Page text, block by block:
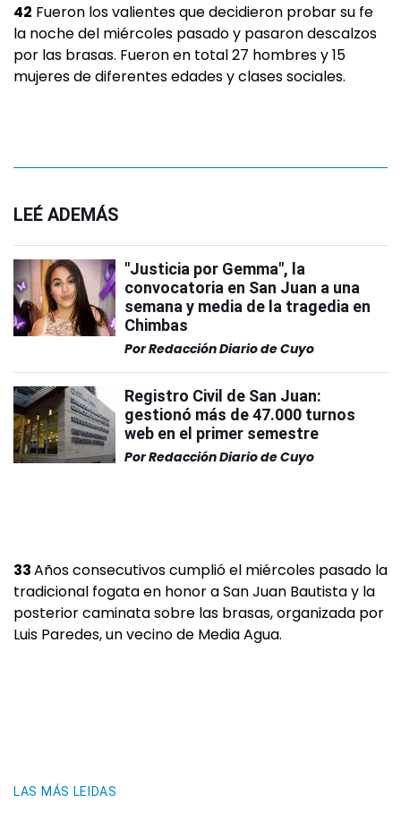
42 Fueron los valientes que decidieron probar su fe
la noche del miércoles pasado y pasaron descalzos
por las brasas. Fueron en total 27 hombres y 15
mujeres de diferentes edades y clases sociales.
LEÉ ADEMÁS
"Justicia por Gemma", la
convocatoria en San Juan a una
semana y media de la tragedia en
Chimbas
PorRedacción Diario de Cuyo
Registro Civil de San Juan:
gestionó más de 47.000 turnos
web en el primer semestre
PorRedacción Diario de Cuyo
33Años consecutivos cumplió el miércoles pasado la
tradicional fogata en honor a San Juan Bautista y la
posterior caminata sobre las brasas, organizada por
Luis Paredes, un vecino de Media Agua.
LAS MÁS LEIDAS